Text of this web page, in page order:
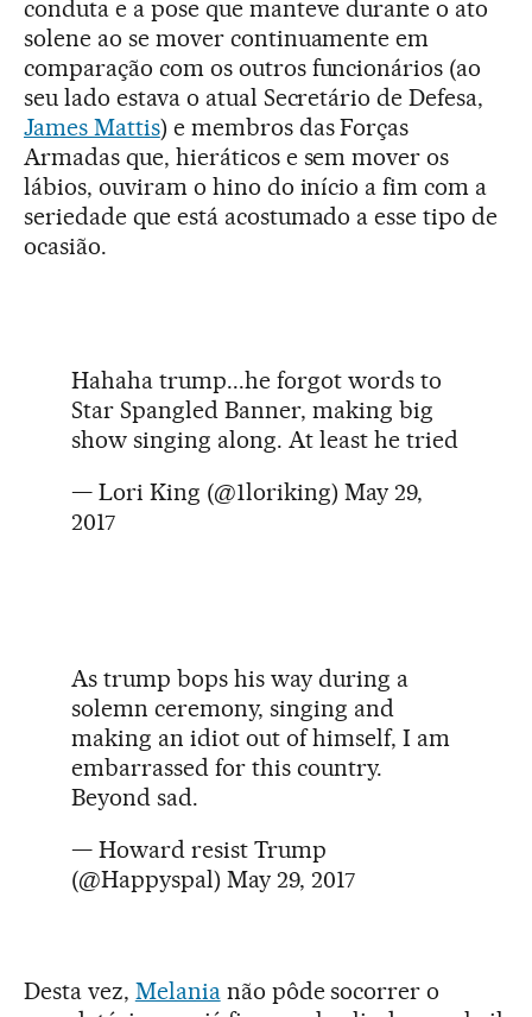
conduta e a pose que manteve durante o ato
solene ao se mover continuamente em
comparação com os outros funcionários (ao
seu lado estava o atual Secretário de Defesa,
James Mattis) e membros das Forças
Armadas que, hieráticos e sem mover os
lábios, ouviram o hino do início a fim com a
seriedade que está acostumado a esse tipo de
ocasião.
Hahaha trump...he forgot words to
Star Spangled Banner, making big
show singing along. At least he tried
— Lori King (@1loriking) May 29,
2017
As trump bops his way during a
solemn ceremony, singing and
making an idiot out of himself, I am
embarrassed for this country.
Beyond sad.
— Howard resist Trump
(@Happyspal) May 29, 2017
Desta vez, Melanianão pôde socorrer o